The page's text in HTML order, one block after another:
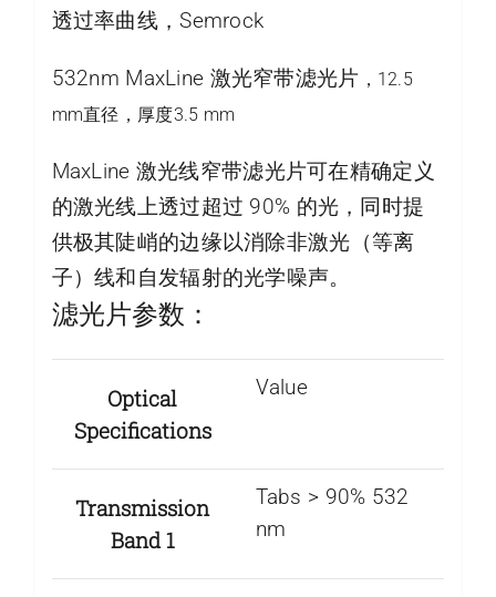
透过率曲线，Semrock
532nm MaxLine 激光窄带滤光片 ，12.5
mm直径，厚度3.5 mm
MaxLine 激光线窄带滤光片可在精确定义
的激光线上透过超过 90% 的光，同时提
供极其陡峭的边缘以消除非激光（等离
子）线和自发辐射的光学噪声。
滤光片参数：
Optical
Specifications
Value
Transmission
Band 1
Tabs > 90% 532
nm